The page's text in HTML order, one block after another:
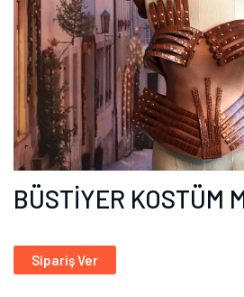
BÜSTİYER KOSTÜM
Sipariş Ver